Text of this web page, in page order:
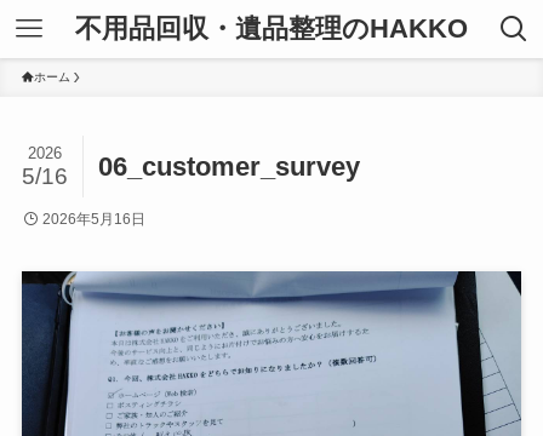
不用品回収・遺品整理のHAKKO
ホーム
06_customer_survey
2026
5/16
2026年5月16日